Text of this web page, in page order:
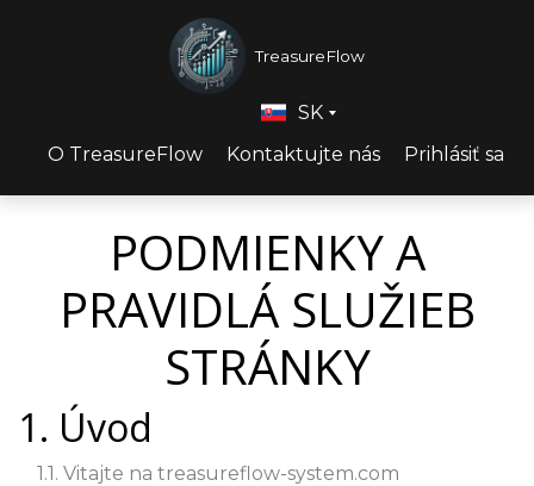
TreasureFlow
O TreasureFlow Kontaktujte nás Prihlásiť sa
SK
PODMIENKY A
PRAVIDLÁ SLUŽIEB
STRÁNKY
1. Úvod
1.1. Vitajte na treasureflow-system.com